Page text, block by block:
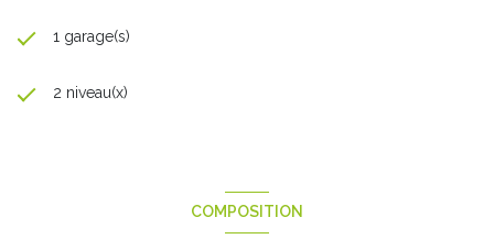
1 garage(s)
2 niveau(x)
COMPOSITION